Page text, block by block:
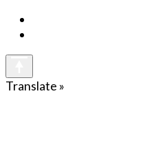
Translate »